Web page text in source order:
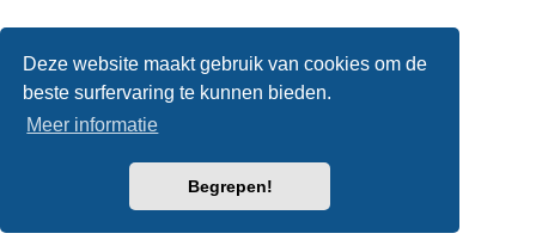
Deze website maakt gebruik van cookies om de
beste surfervaring te kunnen bieden.
Meer informatie
Begrepen!